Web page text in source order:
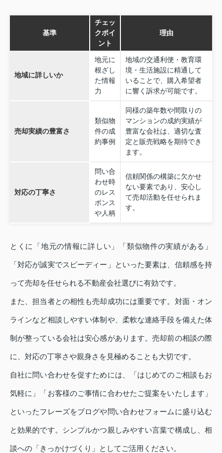
基準
チェッ
クポイ
ント
理由
地域に詳しいか
地元に
根ざし
た情報
力
地域の交通利便・教育環
境・生活施設に精通して
いることで、購入希望者
に響く訴求が可能です。
売却実績の豊富さ
類似物
件の成
約事例
同様の築年数や間取りの
マンションの成約実績が
豊富な会社は、適切な査
定と販売戦略を期待でき
ます。
対応の丁寧さ
問い合
わせ時
のレス
ポンス
や人柄
信頼関係の構築に欠かせ
ない要素であり、安心し
て売却活動を任せられま
す。
とくに「地元の情報に詳しい」「類似物件の実績がある」
「対応が誠実でスピーディー」といった要素は、信頼感を持
って売却を任せられる不動産会社選びに有効です。
また、担当者との相性も売却成功には重要です。対面・オン
ラインなど相談しやすい体制や、柔軟な連絡手段を備えた体
制が整っている会社は安心感があります。売却前の相談の際
に、対応の丁寧さや親身さを見極めることも大切です。
自社に問い合わせを促すためには、「はじめてのご相談もお
気軽に」「お客様のご事情に合わせたご提案をいたします」
といったフレーズをブログや問い合わせフォームに盛り込む
と効果的です。シンプルかつ親しみやすい言葉で構成し、相
談への「きっかけづくり」としてご活用ください。